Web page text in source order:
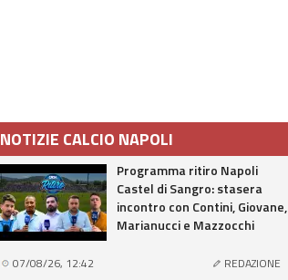
NOTIZIE CALCIO NAPOLI
Programma ritiro Napoli
Castel di Sangro: stasera
incontro con Contini, Giovane,
Marianucci e Mazzocchi
07/08/26, 12:42 REDAZIONE